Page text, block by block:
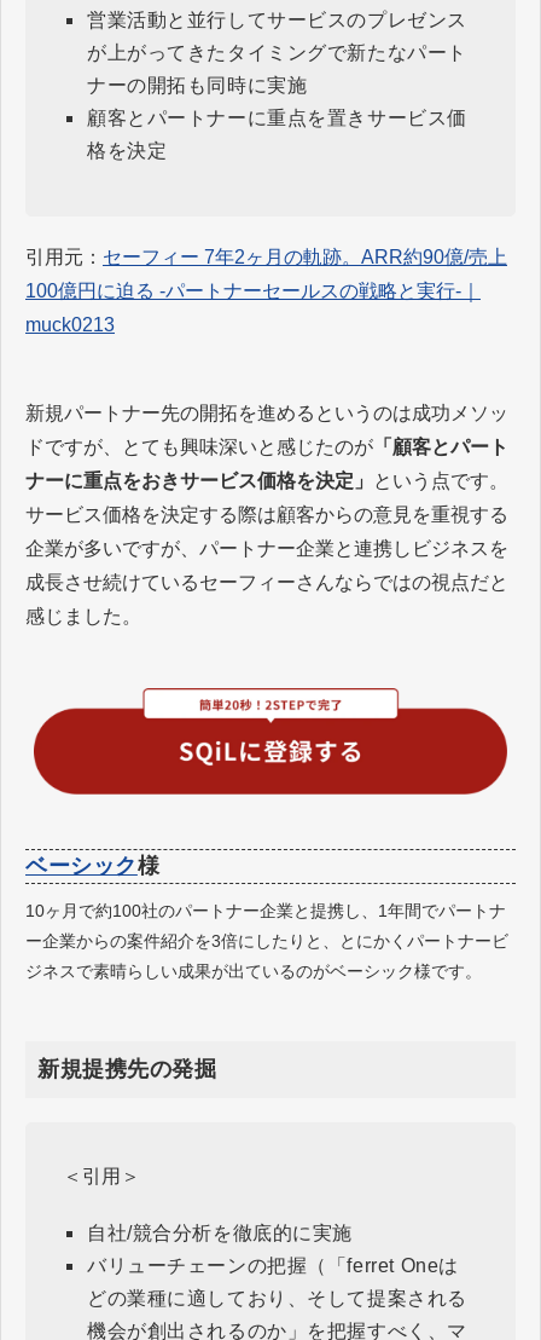
営業活動と並行してサービスのプレゼンス
が上がってきたタイミングで新たなパート
ナーの開拓も同時に実施
顧客とパートナーに重点を置きサービス価
格を決定
引用元： セーフィー 7年2ヶ月の軌跡。ARR約90億/売上
100億円に迫る -パートナーセールスの戦略と実行-｜
muck0213
新規パートナー先の開拓を進めるというのは成功メソッ
ドですが、とても興味深いと感じたのが 「顧客とパート
ナーに重点をおきサービス価格を決定」
という点です。
サービス価格を決定する際は顧客からの意見を重視する
企業が多いですが、パートナー企業と連携しビジネスを
成長させ続けているセーフィーさんならではの視点だと
感じました。
ベーシック様
10ヶ月で約100社のパートナー企業と提携し、1年間でパートナ
ー企業からの案件紹介を3倍にしたりと、とにかくパートナービ
ジネスで素晴らしい成果が出ているのがベーシック様です。
新規提携先の発掘
＜引用＞
自社/競合分析を徹底的に実施
バリューチェーンの把握（「ferret Oneは
どの業種に適しており、そして提案される
機会が創出されるのか」を把握すべく、マ